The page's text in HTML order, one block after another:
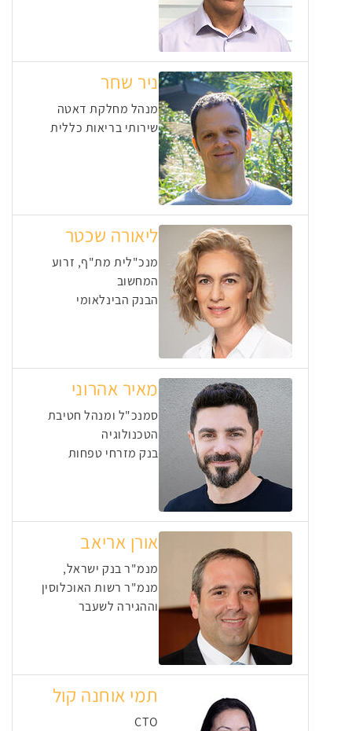
ניר שחר
מנהל מחלקת דאטה
שירותי בריאות כללית
ליאורה שכטר
מנכ"לית מת"ף, זרוע
המחשוב
הבנק הבינלאומי
מאיר אהרוני
סמנכ"ל ומנהל חטיבת
הטכנולוגיה
בנק מזרחי טפחות
אורן אריאב
מנמ"ר בנק ישראל,
מנמ"ר רשות האוכלוסין
וההגירה לשעבר
תמי אוחנה קול
CTO